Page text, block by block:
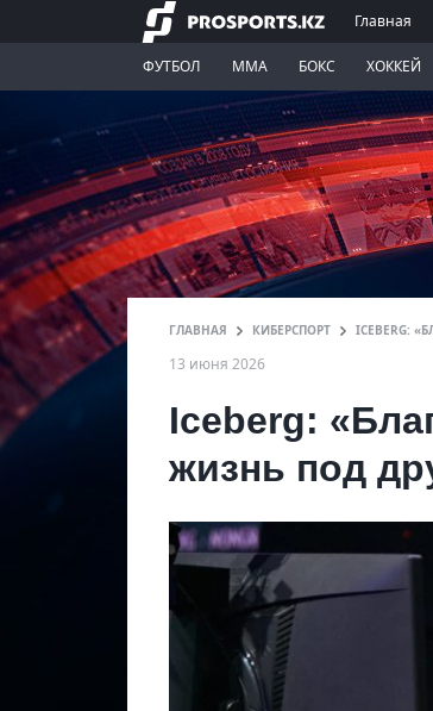
Главная
ФУТБОЛ ММА БОКС ХОККЕЙ
ГЛАВНАЯ КИБЕРСПОРТ ICEBERG:
13 июня 2026
Iceberg:
жизнь под